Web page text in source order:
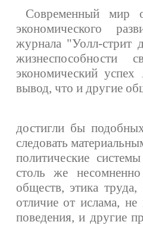
Современный мир
экономического
журнала "Уолл-стрит
жизнеспособности
экономический успех
вывод, что и другие
достигли бы
следовать
политические
столь же
обществ, этика
отличие от ислама,
поведения, и другие